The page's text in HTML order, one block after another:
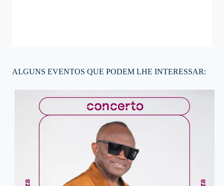
ALGUNS EVENTOS QUE PODEM LHE INTERESSAR: